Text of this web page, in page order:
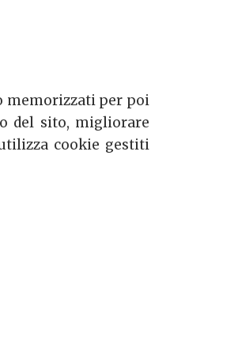
memorizzati per poi
del sito, migliorare
cookie gestiti